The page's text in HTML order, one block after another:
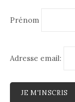
Prénom
Adresse email: